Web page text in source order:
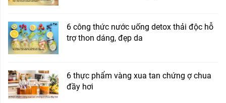
6 công thức nước uống detox thải độc hỗ
trợ thon dáng, đẹp da
6 thực phẩm vàng xua tan chứng ợ chua
đầy hơi